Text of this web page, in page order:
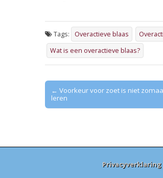
Tags: Overactieve blaas
Wat is een overactieve blaas?
Post
navigation
← Voorkeur voor zoet is niet
leren
Privacyverklaring